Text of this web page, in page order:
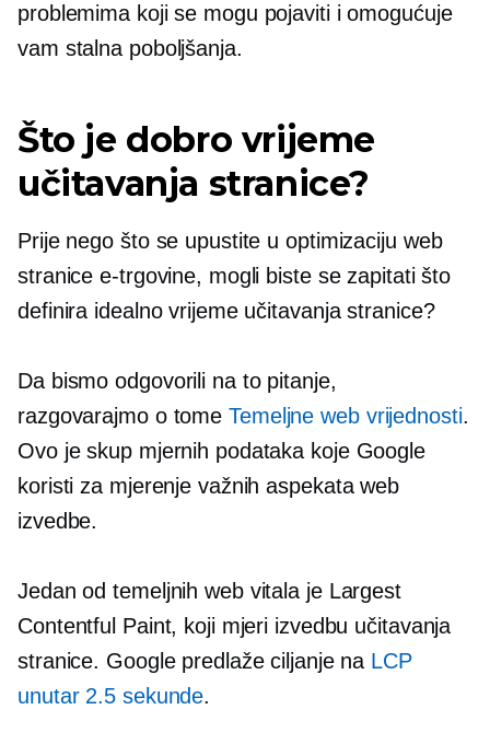
problemima koji se mogu pojaviti i omogućuje
vam stalna poboljšanja.
Što je dobro vrijeme
učitavanja stranice?
Prije nego što se upustite u optimizaciju web
stranice e-trgovine, mogli biste se zapitati što
definira idealno vrijeme učitavanja stranice?
Da bismo odgovorili na to pitanje,
razgovarajmo o tome Temeljne web vrijednosti.
Ovo je skup mjernih podataka koje Google
koristi za mjerenje važnih aspekata web
izvedbe.
Jedan od temeljnih web vitala je Largest
Contentful Paint, koji mjeri izvedbu učitavanja
stranice. Google predlaže ciljanje na LCP
unutar 2.5 sekunde.